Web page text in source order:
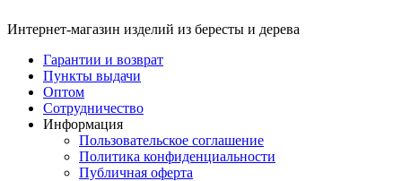
Интернет-магазин изделий из бересты и дерева
Гарантии и возврат
Пункты выдачи
Оптом
Сотрудничество
Информация
Пользовательское соглашение
Политика конфиденциальности
Публичная оферта